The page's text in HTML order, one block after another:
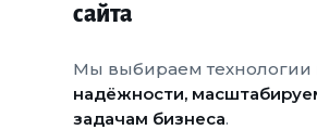
сайта
Мы выбираем технологии
надёжности,
задачам бизнеса.